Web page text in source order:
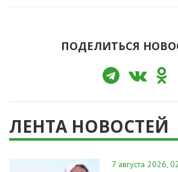
ПОДЕЛИТЬСЯ
ЛЕНТА НОВОСТЕЙ
7 августа 2026,